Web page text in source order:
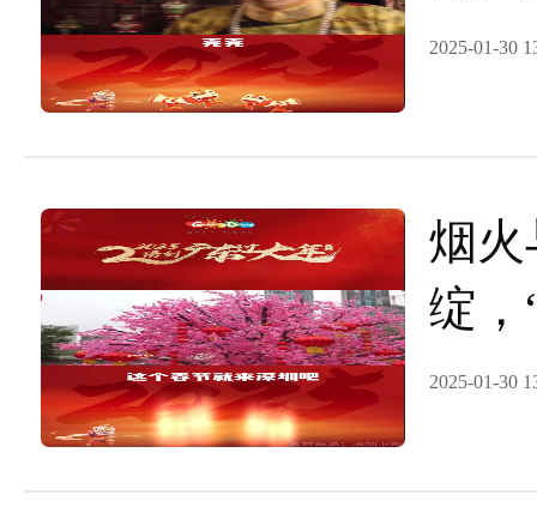
广东
2025-01-30
烟火
绽，
请到
2025-01-30